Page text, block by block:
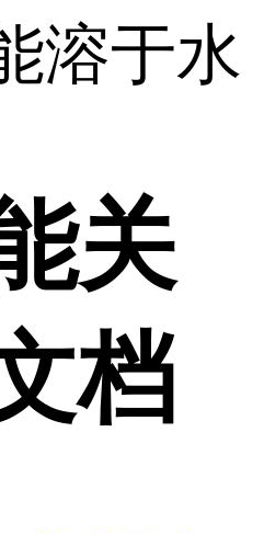
溶于水
关
档